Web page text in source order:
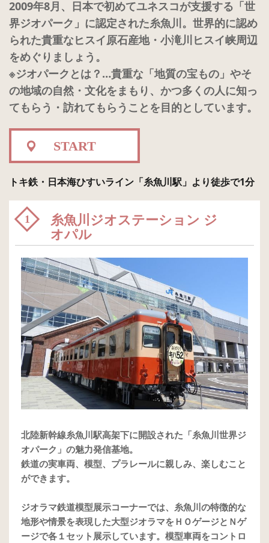
2009年8月、日本で初めてユネスコが支援する「世
界ジオパーク」に認定された糸魚川。世界的に認め
られた貴重なヒスイ原石産地・小滝川ヒスイ峡周辺
をめぐりましょう。
※ジオパークとは？…貴重な「地質の宝もの」やそ
の地域の自然・文化をまもり、かつ多くの人に知っ
てもらう・訪れてもらうことを目的としています。
START
トキ鉄・日本海ひすいライン「糸魚川駅」より徒歩で1分
1
糸魚川ジオステーション ジ
オパル
北陸新幹線糸魚川駅高架下に開設された「糸魚川世界ジ
オパーク」の魅力発信基地。
鉄道の実車両、模型、プラレールに親しみ、楽しむこと
ができます。
ジオラマ鉄道模型展示コーナーでは、糸魚川の特徴的な
地形や情景を表現した大型ジオラマをＨＯゲージとＮゲ
ージで各１セット展示しています。模型車両をコントロ